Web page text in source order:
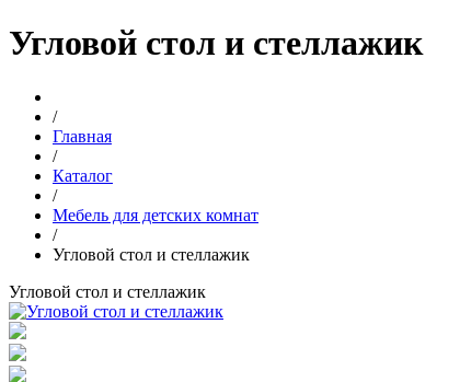
Угловой стол и стеллажик
/
Главная
/
Каталог
/
Мебель для детских комнат
/
Угловой стол и стеллажик
Угловой стол и стеллажик